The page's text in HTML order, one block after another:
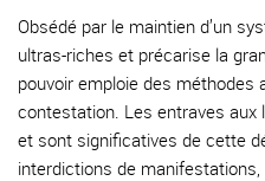
Obsédé par le maintien d’un
ultras-riches et précarise la
pouvoir emploie des
contestation. Les entraves
et sont significatives de cette
interdictions de